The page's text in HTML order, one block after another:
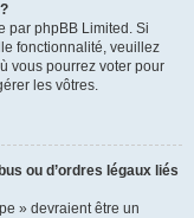
par phpBB Limited. Si
fonctionnalité, veuillez
vous pourrez voter pour
les vôtres.
ou d’ordres légaux liés
» devraient être un